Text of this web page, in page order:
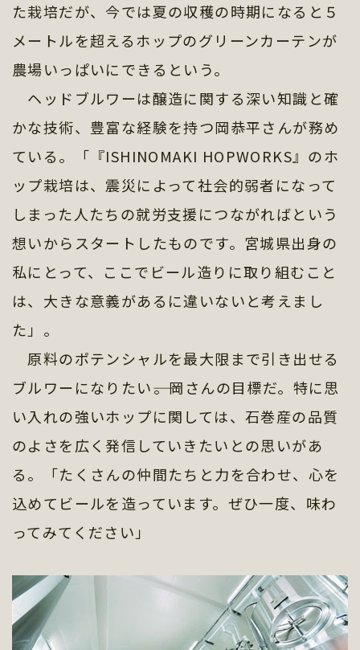
た栽培だが、今では夏の収穫の時期になると５
メートルを超えるホップのグリーンカーテンが
農場いっぱいにできるという。
ヘッドブルワーは醸造に関する深い知識と確
かな技術、豊富な経験を持つ岡恭平さんが務め
ている。「『ISHINOMAKI HOPWORKS』のホ
ップ栽培は、震災によって社会的弱者になって
しまった人たちの就労支援につながればという
想いからスタートしたものです。宮城県出身の
私にとって、ここでビール造りに取り組むこと
は、大きな意義があるに違いないと考えまし
た」。
原料のポテンシャルを最大限まで引き出せる
ブルワーになりたい――。岡さんの目標だ。特に思
い入れの強いホップに関しては、石巻産の品質
のよさを広く発信していきたいとの思いがあ
る。「たくさんの仲間たちと力を合わせ、心を
込めてビールを造っています。ぜひ一度、味わ
ってみてください」